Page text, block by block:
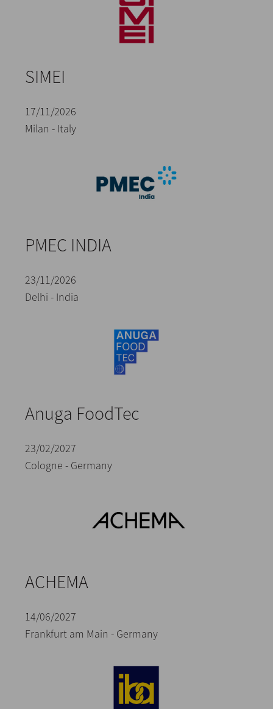
SIMEI
17/11/2026
Milan - Italy
PMEC INDIA
23/11/2026
Delhi - India
Anuga FoodTec
23/02/2027
Cologne - Germany
ACHEMA
14/06/2027
Frankfurt am Main - Germany